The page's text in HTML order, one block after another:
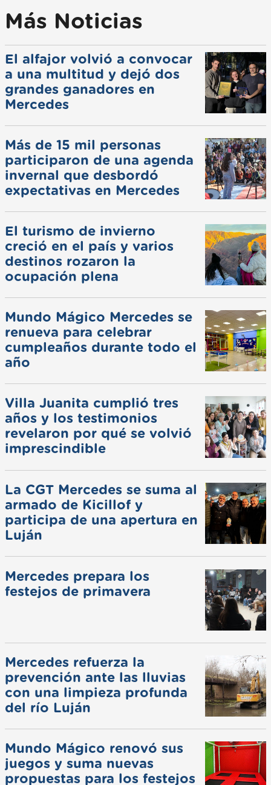
Más Noticias
El alfajor volvió a convocar
a una multitud y dejó dos
grandes ganadores en
Mercedes
Más de 15 mil personas
participaron de una agenda
invernal que desbordó
expectativas en Mercedes
El turismo de invierno
creció en el país y varios
destinos rozaron la
ocupación plena
Mundo Mágico Mercedes se
renueva para celebrar
cumpleaños durante todo el
año
Villa Juanita cumplió tres
años y los testimonios
revelaron por qué se volvió
imprescindible
La CGT Mercedes se suma al
armado de Kicillof y
participa de una apertura en
Luján
Mercedes prepara los
festejos de primavera
Mercedes refuerza la
prevención ante las lluvias
con una limpieza profunda
del río Luján
Mundo Mágico renovó sus
juegos y suma nuevas
propuestas para los festejos